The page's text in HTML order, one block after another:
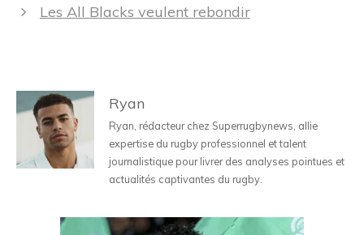
Les All Blacks veulent rebondir
Ryan
Ryan, rédacteur chez Superrugbynews, allie
expertise du rugby professionnel et talent
journalistique pour livrer des analyses pointues et
actualités captivantes du rugby.